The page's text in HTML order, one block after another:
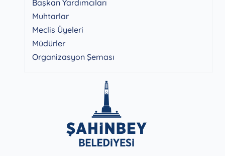
Başkan Yardımcıları
Muhtarlar
Meclis Üyeleri
Müdürler
Organizasyon Şeması